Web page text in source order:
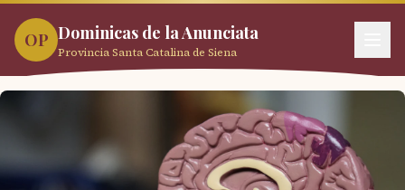
OP Dominicas de la Anunciata
Provincia Santa Catalina de Siena